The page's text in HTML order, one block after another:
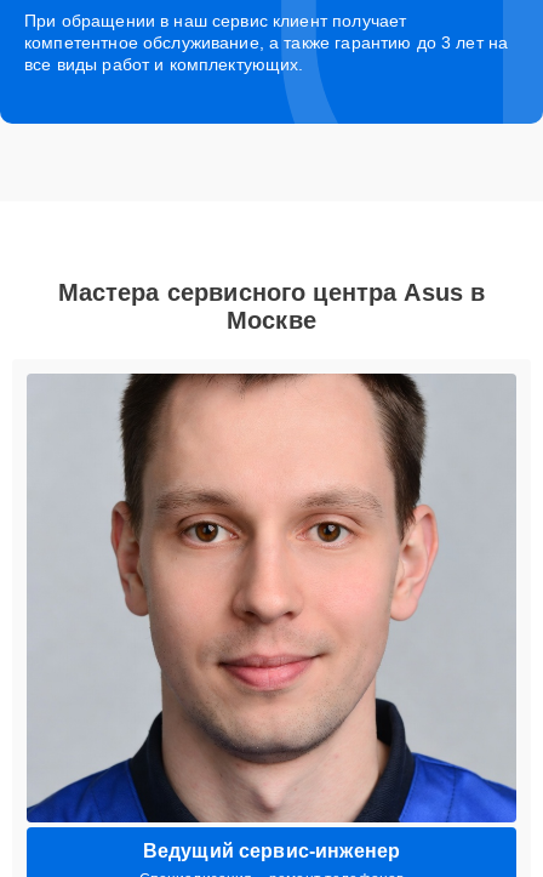
При обращении в наш сервис клиент получает
компетентное обслуживание, а также гарантию до 3 лет на
все виды работ и комплектующих.
Мастера сервисного центра Asus в
Москве
Ведущий сервис-инженер